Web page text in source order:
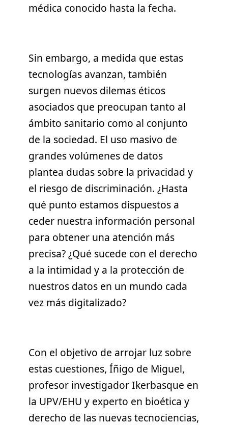
médica conocido hasta la fecha.
Sin embargo, a medida que estas
tecnologías avanzan, también
surgen nuevos dilemas éticos
asociados que preocupan tanto al
ámbito sanitario como al conjunto
de la sociedad. El uso masivo de
grandes volúmenes de datos
plantea dudas sobre la privacidad y
el riesgo de discriminación. ¿Hasta
qué punto estamos dispuestos a
ceder nuestra información personal
para obtener una atención más
precisa? ¿Qué sucede con el derecho
a la intimidad y a la protección de
nuestros datos en un mundo cada
vez más digitalizado?
Con el objetivo de arrojar luz sobre
estas cuestiones, Íñigo de Miguel,
profesor investigador Ikerbasque en
la UPV/EHU y experto en bioética y
derecho de las nuevas tecnociencias,